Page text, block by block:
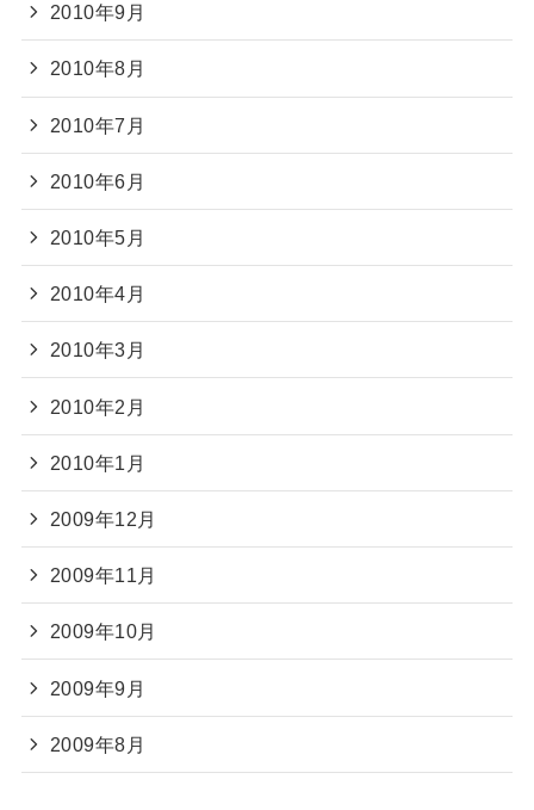
2010年9月
2010年8月
2010年7月
2010年6月
2010年5月
2010年4月
2010年3月
2010年2月
2010年1月
2009年12月
2009年11月
2009年10月
2009年9月
2009年8月